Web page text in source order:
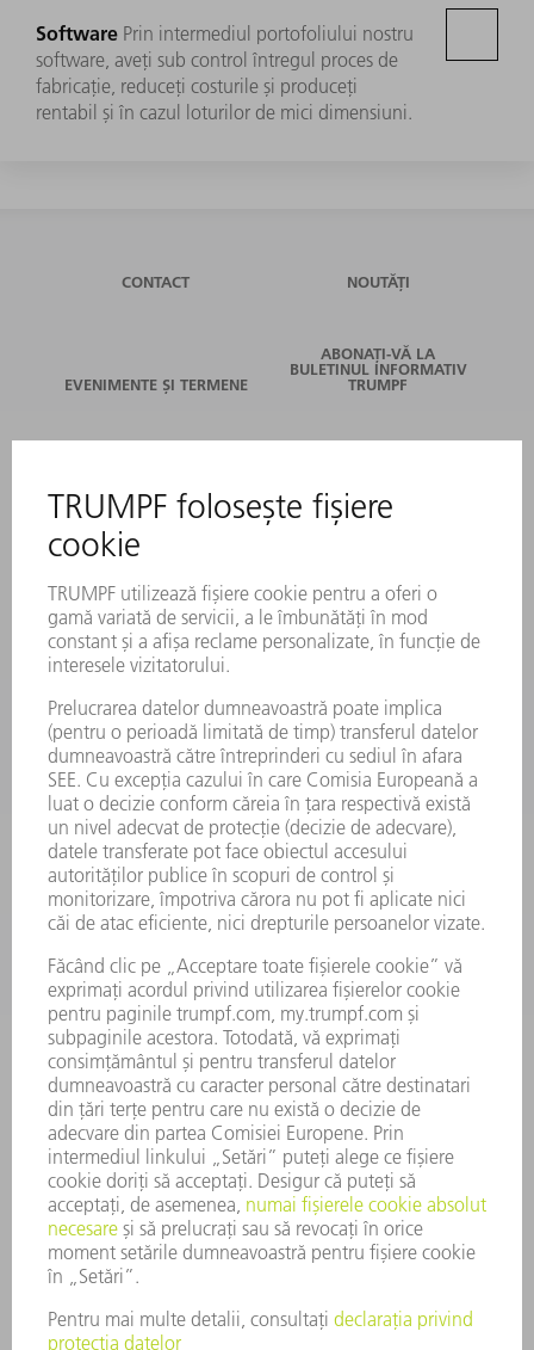
Software Prin intermediul portofoliului nostru
software, aveți sub control întregul proces de
fabricație, reduceți costurile și produceți
rentabil și în cazul loturilor de mici dimensiuni.
CONTACT NOUTĂȚI
EVENIMENTE ȘI TERMENE
ABONAȚI-VĂ LA
BULETINUL INFORMATIV
TRUMPF
SERVICII ONLINE
CONTACT
LOCAȚII
EVENIMENTE ȘI TERMENE
ABONARE LA NEWSLETTER
FIȘE TEHNICE DE SECURITATE
PRODUSE
LASER
ELECTRONICĂ DE PUTERE
UNELTE ELECTRICE
SMART FACTORY
SOFTWARE
SERVICII
APLICAȚII
DOMENII DE ACTIVITATE
COMPANIE
CARIERĂ
PROFILUL COMPANIEI
COMITET EXECUTIV
RAPORT DE AFACERI
PRINCIPII DE BAZĂ ALE COMPANIEI
CONFORMITATE
SISTEMUL AVERTIZORILOR DE INTEGRITATE
SECURITATE
COMUNICATE DE PRESĂ
REVISTE
SUSTENABILITATE
MEDIU ȘI CLIMĂ
ASPECTE SOCIALE ȘI DE ÎNTREPRINDERE
GUVERNANȚA CORPORATIVĂ